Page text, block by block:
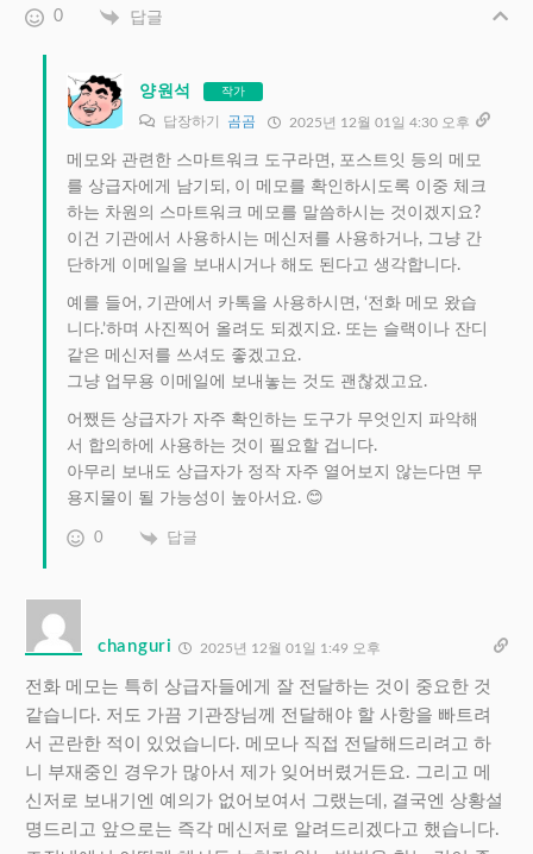
0 답글
양원석 작가
답장하기 곰곰 2025년 12월 01일 4:30 오후
메모와 관련한 스마트워크 도구라면, 포스트잇 등의 메모
를 상급자에게 남기되, 이 메모를 확인하시도록 이중 체크
하는 차원의 스마트워크 메모를 말씀하시는 것이겠지요?
이건 기관에서 사용하시는 메신저를 사용하거나, 그냥 간
단하게 이메일을 보내시거나 해도 된다고 생각합니다.
예를 들어, 기관에서 카톡을 사용하시면, ‘전화 메모 왔습
니다.’하며 사진찍어 올려도 되겠지요. 또는 슬랙이나 잔디
같은 메신저를 쓰셔도 좋겠고요.
그냥 업무용 이메일에 보내놓는 것도 괜찮겠고요.
어쨌든 상급자가 자주 확인하는 도구가 무엇인지 파악해
서 합의하에 사용하는 것이 필요할 겁니다.
아무리 보내도 상급자가 정작 자주 열어보지 않는다면 무
용지물이 될 가능성이 높아서요. 😊
0 답글
changuri 2025년 12월 01일 1:49 오후
전화 메모는 특히 상급자들에게 잘 전달하는 것이 중요한 것
같습니다. 저도 가끔 기관장님께 전달해야 할 사항을 빠트려
서 곤란한 적이 있었습니다. 메모나 직접 전달해드리려고 하
니 부재중인 경우가 많아서 제가 잊어버렸거든요. 그리고 메
신저로 보내기엔 예의가 없어보여서 그랬는데, 결국엔 상황설
명드리고 앞으로는 즉각 메신저로 알려드리겠다고 했습니다.